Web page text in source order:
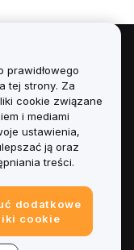
prawidłowego
tej strony. Za
cookie związane
i mediami
ustawienia,
ją oraz
treści.
dodatkowe
cookie